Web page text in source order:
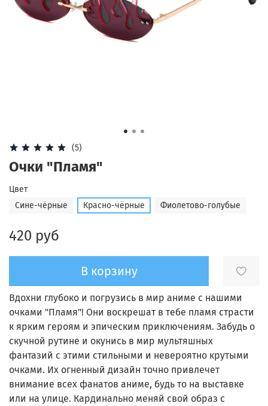
(5)
Очки "Пламя"
Цвет
Сине-чёрные
Красно-чёрные Фиолетово-голубые
420 руб
В корзину
Вдохни глубоко и погрузись в мир аниме с нашими
очками "Пламя"! Они воскрешат в тебе пламя страсти
к ярким героям и эпическим приключениям. Забудь о
скучной рутине и окунись в мир мультяшных
фантазий с этими стильными и невероятно крутыми
очками. Их огненный дизайн точно привлечет
внимание всех фанатов аниме, будь то на выставке
или на улице. Кардинально меняй свой образ с